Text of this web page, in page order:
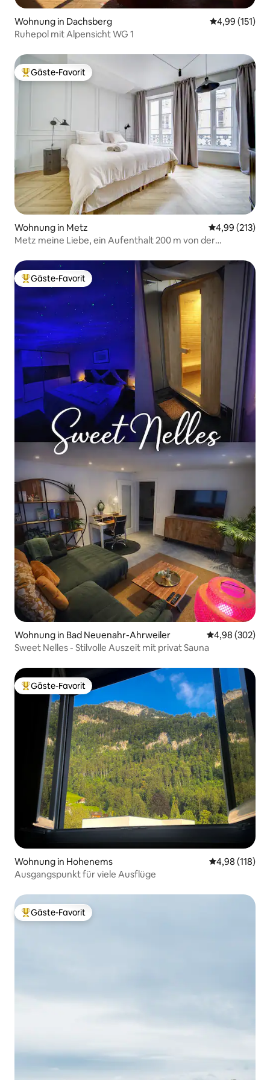
Wohnung in Dachsberg
4,99 (151)
Ruhepol mit Alpensicht WG 1
Beliebter Gäste-Favorit.
Gäste-Favorit
Wohnung in Metz
4,99 (213)
Metz meine Liebe, ein Aufenthalt 200 m von der
Beliebter Gäste-Favorit.
Gäste-Favorit
Wohnung in Bad Neuenahr-Ahrweiler
4,98 (302)
Sweet Nelles - Stilvolle Auszeit mit privat Sauna
Beliebter Gäste-Favorit.
Gäste-Favorit
Wohnung in Hohenems
4,98 (118)
Ausgangspunkt für viele Ausflüge
Beliebter Gäste-Favorit.
Gäste-Favorit